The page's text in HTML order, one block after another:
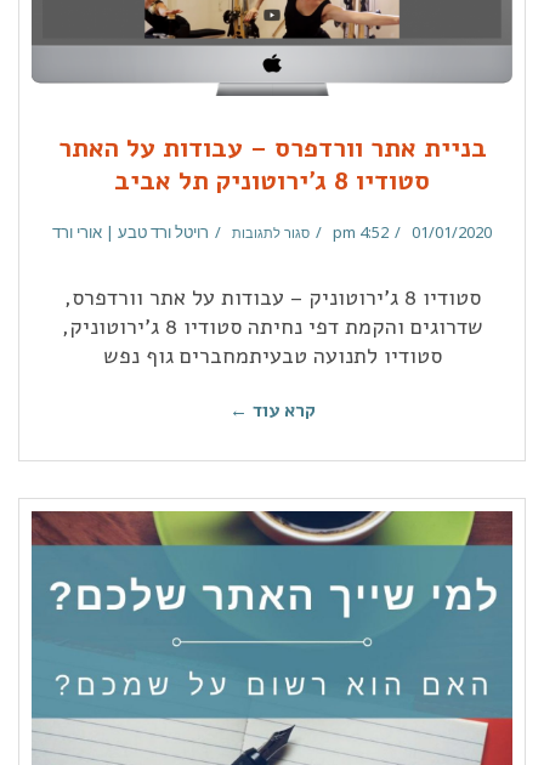
בניית אתר וורדפרס – עבודות על האתר
סטודיו 8 ג'ירוטוניק תל אביב
01/01/2020
4:52 pm סגור לתגובות רויטל ורד טבע | אורי ורד
סטודיו 8 ג'ירוטוניק – עבודות על אתר וורדפרס,
שדרוגים והקמת דפי נחיתה סטודיו 8 ג'ירוטוניק,
סטודיו לתנועה טבעיתמחברים גוף נפש
קרא עוד ←